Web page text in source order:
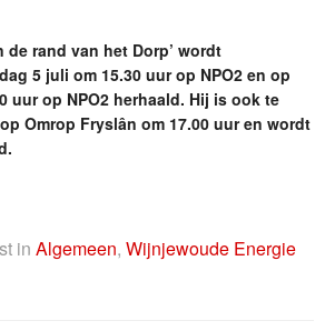
de rand van het Dorp’ wordt
5 juli om 15.30 uur op NPO2 en op
uur op NPO2 herhaald. Hij is ook te
Omrop Fryslân om 17.00 uur en wordt
in Algemeen, Wijnjewoude Energie